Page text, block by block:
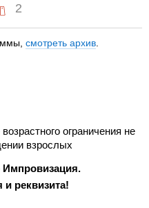
2
смотреть архив
ограничения не
взрослых
реквизита!